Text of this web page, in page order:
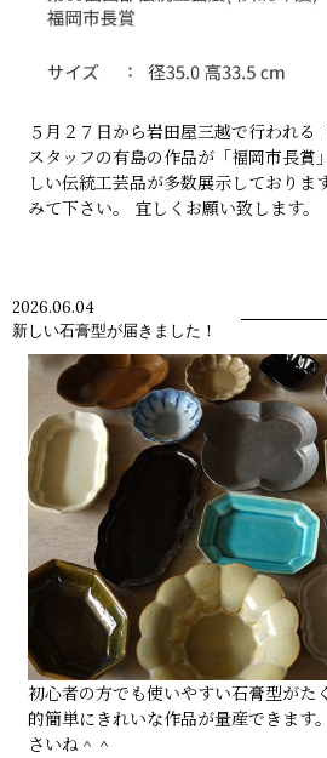
５月２７日から岩田屋三越で行われる
スタッフの有島の作品が「福岡市長賞
しい伝統工芸品が多数展示しておりま
みて下さい。 宜しくお願い致します。
2026.06.04
新しい石膏型が届きました！
初心者の方でも使いやすい石膏型がた
的簡単にきれいな作品が量産できます
さいね＾＾